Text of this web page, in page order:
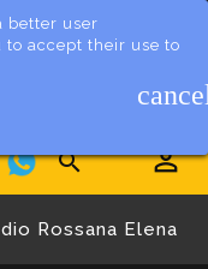
better user
accept their use to

Rossana Elena